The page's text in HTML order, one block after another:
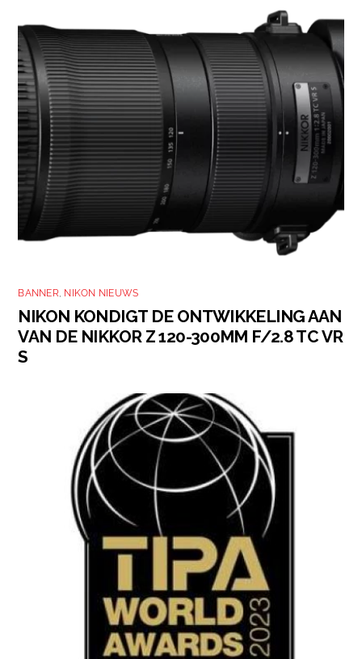
BANNER, NIKON NIEUWS
NIKON KONDIGT DE ONTWIKKELING AAN
VAN DE NIKKOR Z 120-300MM F/2.8 TC VR
S